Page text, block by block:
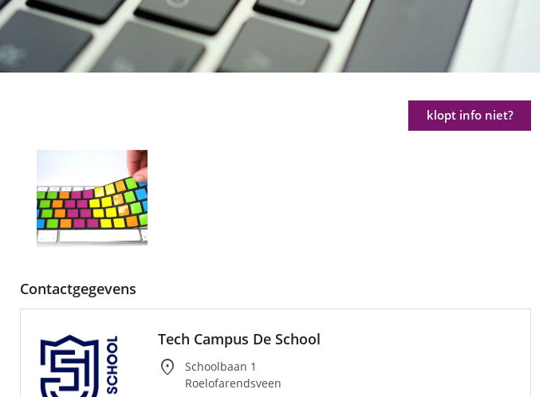
Waterrecreatie
klopt info niet?
Contactgegevens
Tech Campus De School
location_on
Schoolbaan 1
Roelofarendsveen